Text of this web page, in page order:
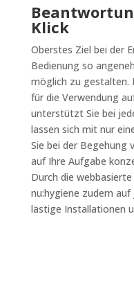
Klick
Oberstes Ziel bei der
Bedienung so
möglich zu gestalten.
für die Verwendung
unterstützt Sie bei
lassen sich mit nur
Sie bei der Begehung
auf Ihre Aufgabe
Durch die
nu:hygiene zudem
lästige Installationen